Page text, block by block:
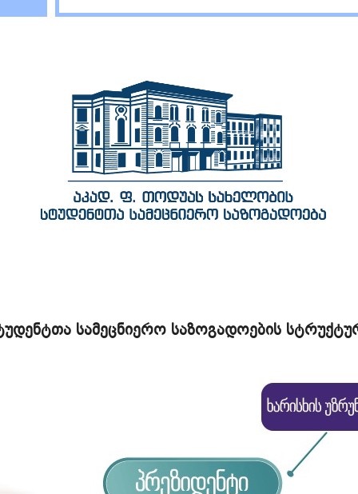
სამეცნიერო საზოგადოების